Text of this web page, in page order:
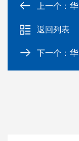
上一个：
返回列表
下一个：华